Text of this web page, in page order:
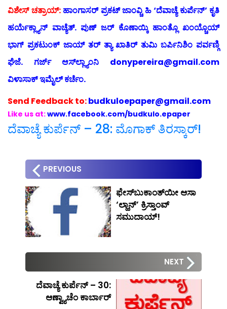
ವಿಶೇಸ್ ಚತ್ರಾಯ್:ಹಾಂಗಾಸರ್ ಪ್ರಕಟ್ ಜಾಂವ್ಚಿ ಹಿ ‘ದೆವಾಚ್ಯೆ ಕುರ್ಪೆನ್’ ಕೃತಿ
ಹರ್ಯೆಕ್ಲ್ಯಾನ್ ವಾಚ್ಯೆತ್. ಪುಣ್ ಜರ್ ಕೊಣಾಯ್ಕಿ ಹಾಂತ್ಲೊ ಖಂಯ್ಚೊಯ್
ಭಾಗ್ ಪ್ರಕಟುಂಕ್ ಜಾಯ್ ತರ್ ತ್ಯಾ ಖಾತಿರ್ ತುಮಿ ಬರ್ಪಿನಿಶಿಂ ಪರ್ವಣ್ಗಿ
ಘೆಜೆ. ಗರ್ಜ್ ಆಸ್‍ಲ್ಲ್ಯಾಂನಿ donypereira@gmail.com
ವಿಳಾಸಾಕ್ ಇಮೈಲ್ ಕರ್ಚೆಂ.
Send Feedback to:budkuloepaper@gmail.com
Like us at:www.facebook.com/budkulo.epaper
ದೆವಾಚ್ಯೆ ಕುರ್ಪೆನ್ – 28: ಮೊಗಾಕ್ ತಿರಸ್ಕಾರ್!
PREVIOUS
ಫೇಸ್‍ಬುಕಾಂತ್‍ಯೀ ಆಸಾ
‘ಲ್ಹಾನ್’ ಕ್ರಿಸ್ತಾಂವ್
ಸಮುದಾಯ್!
NEXT
ದೆವಾಚ್ಯೆ ಕುರ್ಪೆನ್ – 30:
ಆಣ್ವ್ಯಾಚೆಂ ಕಾರ್ಬಾರ್